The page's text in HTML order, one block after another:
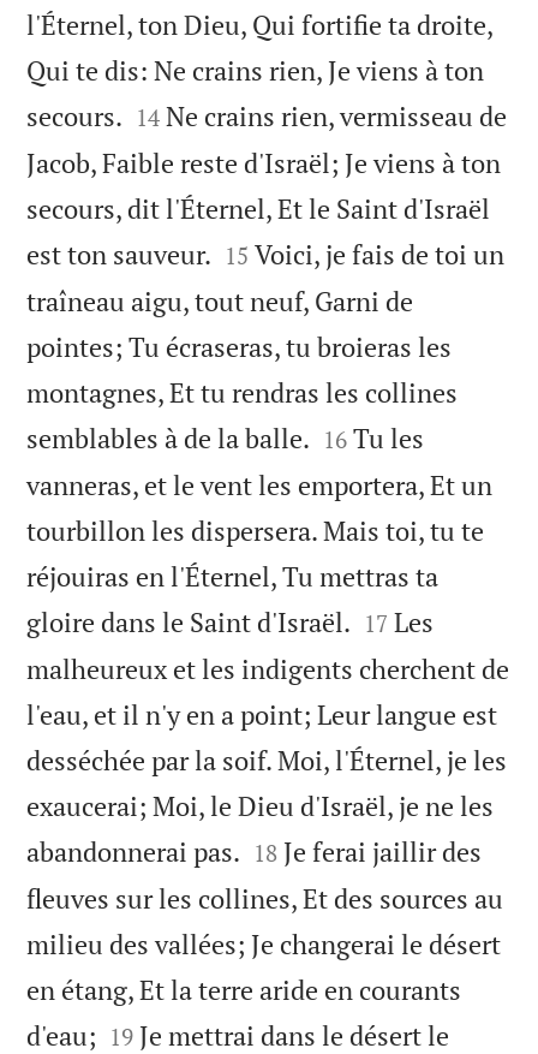
l'Éternel, ton Dieu, Qui fortifie ta droite,
Qui te dis: Ne crains rien, Je viens à ton
secours. 

14 Ne crains rien, vermisseau de
Jacob, Faible reste d'Israël; Je viens à ton
secours, dit l'Éternel, Et le Saint d'Israël
est ton sauveur. 

15 Voici, je fais de toi un
traîneau aigu, tout neuf, Garni de
pointes; Tu écraseras, tu broieras les
montagnes, Et tu rendras les collines
semblables à de la balle. 

16 Tu les
vanneras, et le vent les emportera, Et un
tourbillon les dispersera. Mais toi, tu te
réjouiras en l'Éternel, Tu mettras ta
gloire dans le Saint d'Israël. 

17 Les
malheureux et les indigents cherchent de
l'eau, et il n'y en a point; Leur langue est
desséchée par la soif. Moi, l'Éternel, je les
exaucerai; Moi, le Dieu d'Israël, je ne les
abandonnerai pas. 

18 Je ferai jaillir des
fleuves sur les collines, Et des sources au
milieu des vallées; Je changerai le désert
en étang, Et la terre aride en courants
d'eau; 

19 Je mettrai dans le désert le